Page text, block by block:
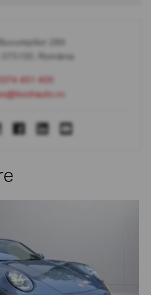
289
075100, România
451 400